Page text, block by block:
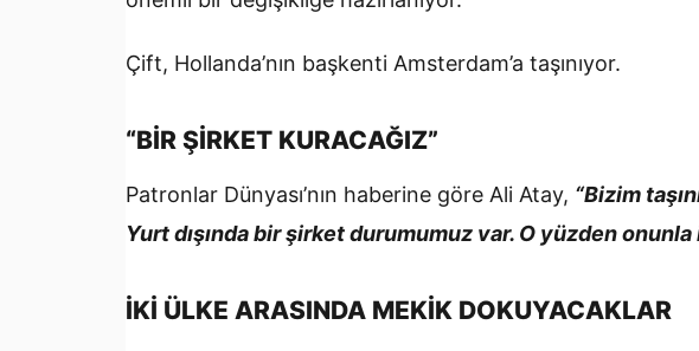
Çift, Hollanda’nın başkenti Amsterdam’a taşınıyor.
“BİR ŞİRKET KURACAĞIZ”
Patronlar Dünyası’nın haberine göre Ali Atay, “Bizim
Yurt dışında bir şirket durumumuz var. O yüzden onunla
İKİ ÜLKE ARASINDA MEKİK DOKUYACAKLAR